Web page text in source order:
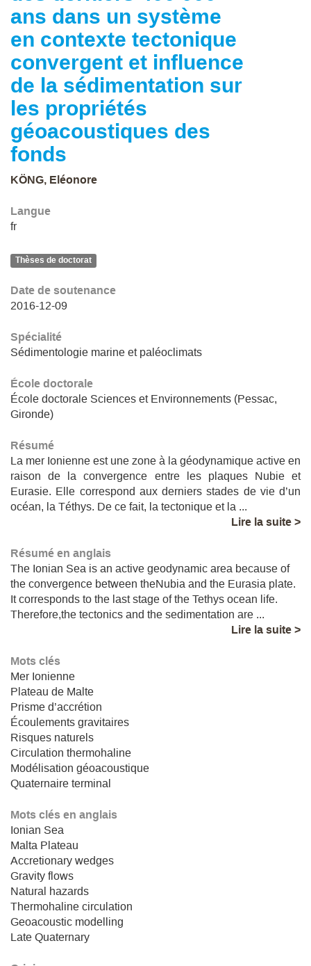
ans dans un système
en contexte tectonique
convergent et influence
de la sédimentation sur
les propriétés
géoacoustiques des
fonds
KÖNG, Eléonore
Langue
fr
Thèses de doctorat
Date de soutenance
2016-12-09
Spécialité
Sédimentologie marine et paléoclimats
École doctorale
École doctorale Sciences et Environnements (Pessac,
Gironde)
Résumé
La mer Ionienne est une zone à la géodynamique active en
raison de la convergence entre les plaques Nubie et
Eurasie. Elle correspond aux derniers stades de vie d’un
océan, la Téthys. De ce fait, la tectonique et la ...
Lire la suite >
Résumé en anglais
The Ionian Sea is an active geodynamic area because of
the convergence between theNubia and the Eurasia plate.
It corresponds to the last stage of the Tethys ocean life.
Therefore,the tectonics and the sedimentation are ...
Lire la suite >
Mots clés
Mer Ionienne
Plateau de Malte
Prisme d’accrétion
Écoulements gravitaires
Risques naturels
Circulation thermohaline
Modélisation géoacoustique
Quaternaire terminal
Mots clés en anglais
Ionian Sea
Malta Plateau
Accretionary wedges
Gravity flows
Natural hazards
Thermohaline circulation
Geoacoustic modelling
Late Quaternary